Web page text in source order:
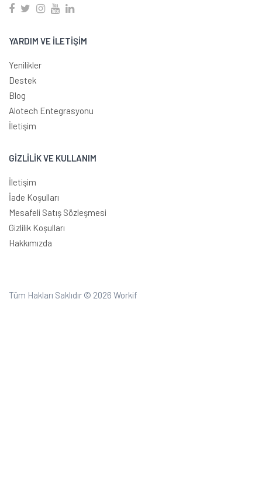
YARDIM VE İLETİŞİM
Yenilikler
Destek
Blog
Alotech Entegrasyonu
İletişim
GİZLİLİK VE KULLANIM
İletişim
İade Koşulları
Mesafeli Satış Sözleşmesi
Gizlilik Koşulları
Hakkımızda
Tüm Hakları Saklıdır © 2026 Workif